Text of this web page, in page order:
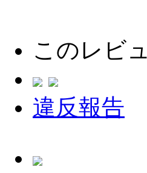
このレビ
違反報告